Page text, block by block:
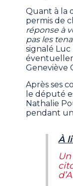
Quant à la
permis de
réponse à
pas les
signalé
Geneviève
Après ses
le député
Nathalie
pendant
À